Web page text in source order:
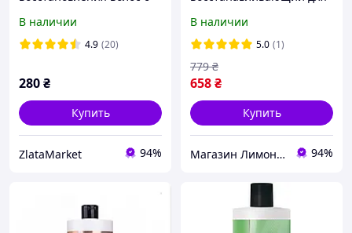
Restructuring Mask with
Oats Avena Numero
В наличии
4.9 (20)
280₴
Купить
ZlataMarket 94%
Intensive Shampoo
Cristalli Di Argan 1000 мл
В наличии
5.0 (1)
658₴
779 ₴
Купить
Магазин Лимонад 94%